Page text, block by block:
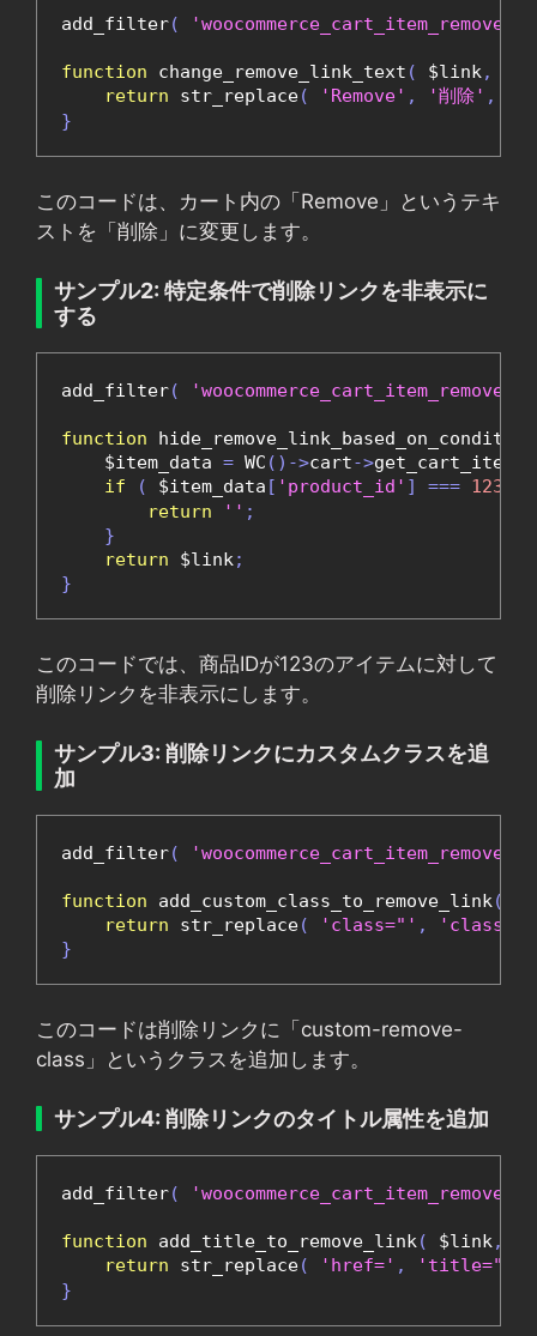
add_filter(
function change_remove_link_text ( $link ,
return str_replace( 'Remove' , '削除' ,
}
このコードは、カート内の「Remove」というテキ
ストを「削除」に変更します。
サンプル2: 特定条件で削除リンクを非表示に
する
add_filter(
function hide_remove_link_based_on_condition
    $item_data
= WC ()->cart->get_cart_item
if
( $item_data [ 'product_id' ] === 123
return
'' ;
}
return $link ;
}
このコードでは、商品IDが123のアイテムに対して
削除リンクを非表示にします。
サンプル3: 削除リンクにカスタムクラスを追
加
add_filter(
function add_custom_class_to_remove_link (
return str_replace( 'class="' ,
}
このコードは削除リンクに「custom-remove-
class」というクラスを追加します。
サンプル4: 削除リンクのタイトル属性を追加
add_filter(
function add_title_to_remove_link ( $link ,
return str_replace( 'href=' ,
'title="この
}